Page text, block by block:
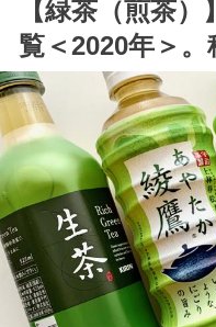
【緑茶（煎茶
覧＜2020年＞。